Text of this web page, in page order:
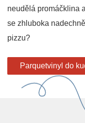
neudělá promáčklina
se zhluboka
pizzu?
Parquetvinyl do